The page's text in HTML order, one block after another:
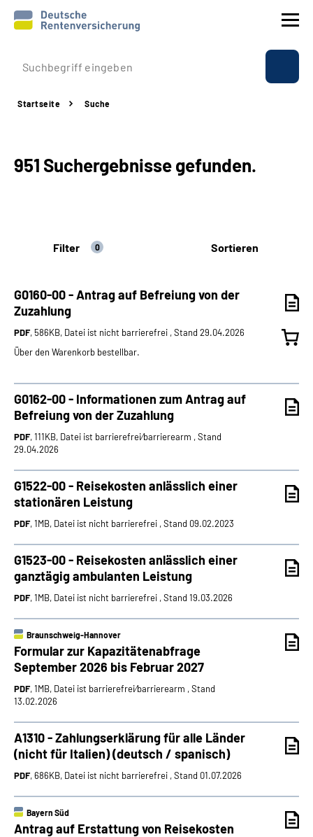
Prävention
Online-Services
Suche
Language
Inhalte in Gebärdensprache (DGS)
Mein Kundenportal
Startseite Suche
951 Suchergebnisse gefunden.
Filter 0 Sortieren
G0160-00 - Antrag auf Befreiung von der
Zuzahlung
PDF, 586KB, Datei ist nicht barrierefrei , Stand 29.04.2026
Über den Warenkorb bestellbar.
G0162-00 - Informationen zum Antrag auf
Befreiung von der Zuzahlung
PDF, 111KB, Datei ist barrierefrei⁄barrierearm , Stand
29.04.2026
G1522-00 - Reisekosten anlässlich einer
stationären Leistung
PDF, 1MB, Datei ist nicht barrierefrei , Stand 09.02.2023
G1523-00 - Reisekosten anlässlich einer
ganztägig ambulanten Leistung
PDF, 1MB, Datei ist nicht barrierefrei , Stand 19.03.2026
Braunschweig-Hannover
Formular zur Kapazitätenabfrage
September 2026 bis Februar 2027
PDF, 1MB, Datei ist barrierefrei⁄barrierearm , Stand
13.02.2026
A1310 - Zahlungserklärung für alle Länder
(nicht für Italien) (deutsch / spanisch)
PDF, 686KB, Datei ist nicht barrierefrei , Stand 01.07.2026
Bayern Süd
Antrag auf Erstattung von Reisekosten